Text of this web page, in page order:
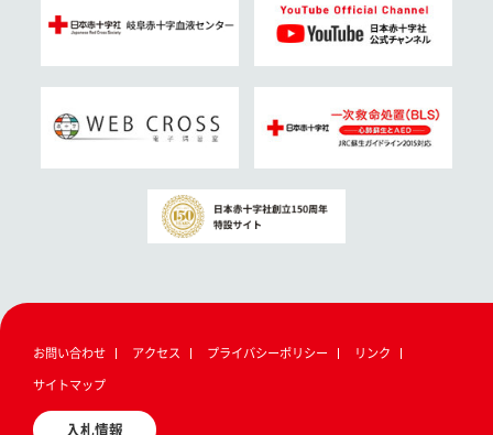
お問い合わせ アクセス プライバシーポリシー
リンク
サイトマップ
入札情報